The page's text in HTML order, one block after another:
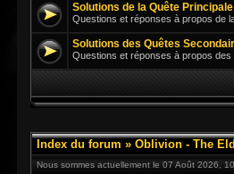
Solutions de la Quête Principale
Questions et réponses à propos de
Solutions des Quêtes
Questions et réponses à propos
Index du forum » Oblivion - The
Nous sommes actuellement le 07 Août 2026,